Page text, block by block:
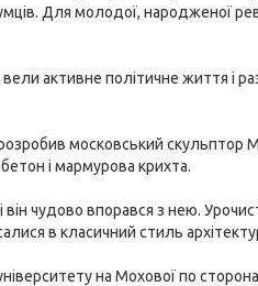
Для молодої, народженої
активне політичне життя і
московський скульптор
і мармурова крихта.
чудово впорався з нею.
в класичний стиль
на Мохової по